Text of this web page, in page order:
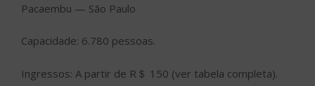
Pacaembu — São Paulo
Capacidade: 6.780 pessoas.
Ingressos: A partir de R＄ 150 (ver tabela completa).